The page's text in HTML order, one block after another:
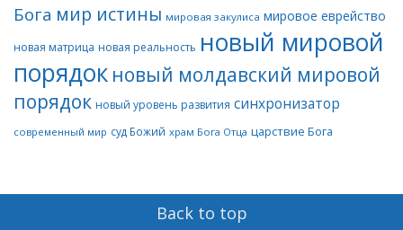
Бога мир истины мировая закулиса мировое еврейство
новая матрица новая реальность новый мировой
порядок новый молдавский мировой
порядок новый уровень развития синхронизатор
современный мир суд Божий храм Бога Отца царствие Бога
Back to top